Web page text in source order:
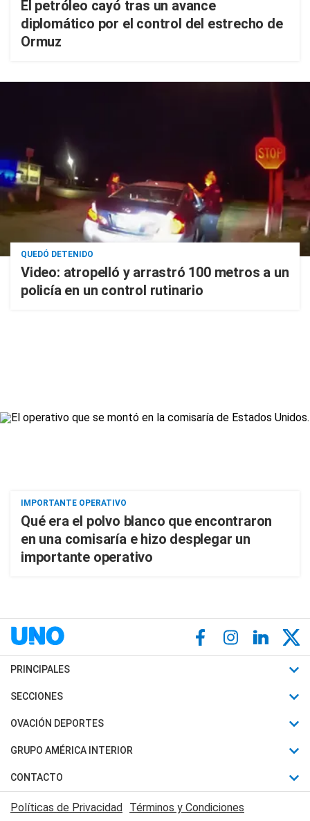
El petróleo cayó tras un avance
diplomático por el control del estrecho de
Ormuz
QUEDÓ DETENIDO
Video: atropelló y arrastró 100 metros a un
policía en un control rutinario
IMPORTANTE OPERATIVO
Qué era el polvo blanco que encontraron
en una comisaría e hizo desplegar un
importante operativo
PRINCIPALES
Últimas Noticias
Política
Judiciales
Economia
SECCIONES
Horóscopo
Motores
Trucos caseros
Series y Películas
OVACIÓN DEPORTES
Fútbol
Mundial
Automovilismo
Rugby
GRUPO AMÉRICA INTERIOR
Canal 7 en Vivo
CONTACTO
Acerca de Nosotros
Políticas de Privacidad Términos y Condiciones